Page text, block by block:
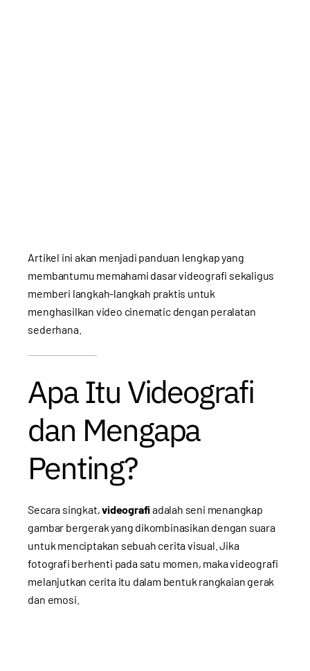
Artikel ini akan menjadi panduan lengkap yang
membantumu memahami dasar videografi sekaligus
memberi langkah-langkah praktis untuk
menghasilkan video cinematic dengan peralatan
sederhana.
Apa Itu Videografi
dan Mengapa
Penting?
Secara singkat,videografiadalah seni menangkap
gambar bergerak yang dikombinasikan dengan suara
untuk menciptakan sebuah cerita visual. Jika
fotografi berhenti pada satu momen, maka videografi
melanjutkan cerita itu dalam bentuk rangkaian gerak
dan emosi.